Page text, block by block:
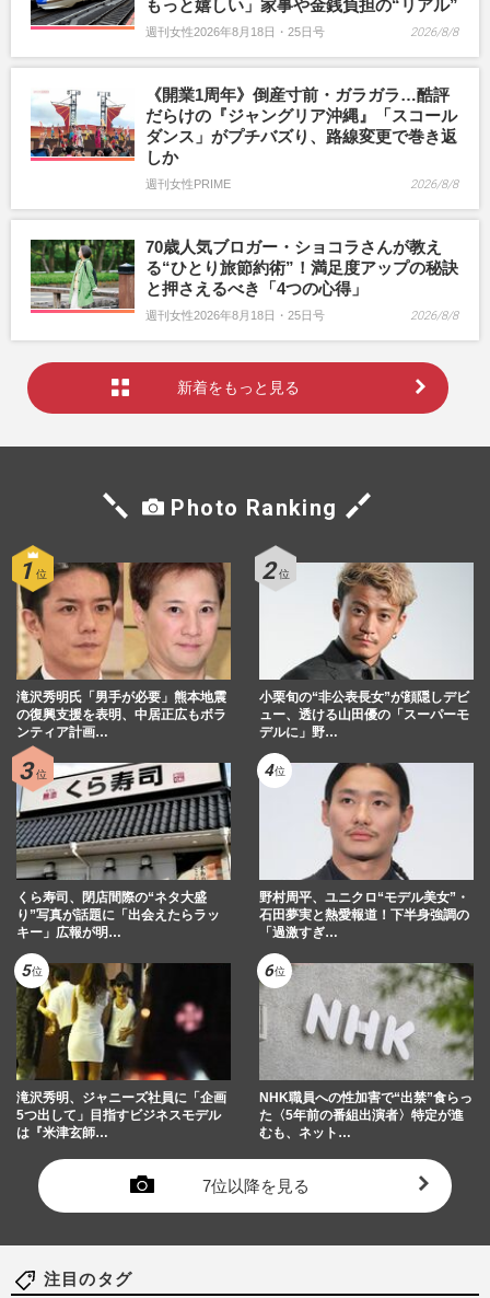
もっと嬉しい」家事や金銭負担の“リアル”
週刊女性2026年8月18日・25日号 2026/8/8
《開業1周年》倒産寸前・ガラガラ…酷評
だらけの『ジャングリア沖縄』「スコール
ダンス」がプチバズり、路線変更で巻き返
しか
週刊女性PRIME 2026/8/8
70歳人気ブロガー・ショコラさんが教え
る“ひとり旅節約術”！満足度アップの秘訣
と押さえるべき「4つの心得」
週刊女性2026年8月18日・25日号 2026/8/8
新着をもっと見る
Photo Ranking
滝沢秀明氏「男手が必要」熊本地震
の復興支援を表明、中居正広もボラ
ンティア計画…
小栗旬の“非公表長女”が顔隠しデビ
ュー、透ける山田優の「スーパーモ
デルに」野…
くら寿司、閉店間際の“ネタ大盛
り”写真が話題に「出会えたらラッ
キー」広報が明…
野村周平、ユニクロ“モデル美女”・
石田夢実と熱愛報道！下半身強調の
「過激すぎ…
滝沢秀明、ジャニーズ社員に「企画
5つ出して」目指すビジネスモデル
は『米津玄師…
NHK職員への性加害で“出禁”食らっ
た〈5年前の番組出演者〉特定が進
むも、ネット…
7位以降を見る
注目のタグ